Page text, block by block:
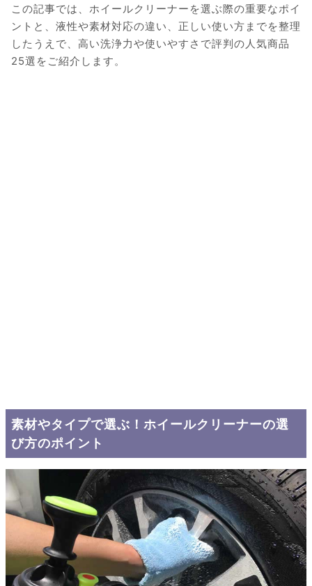
この記事では、ホイールクリーナーを選ぶ際の重要なポイ
ントと、液性や素材対応の違い、正しい使い方までを整理
したうえで、高い洗浄力や使いやすさで評判の人気商品
25選をご紹介します。
素材やタイプで選ぶ！ホイールクリーナーの選
び方のポイント